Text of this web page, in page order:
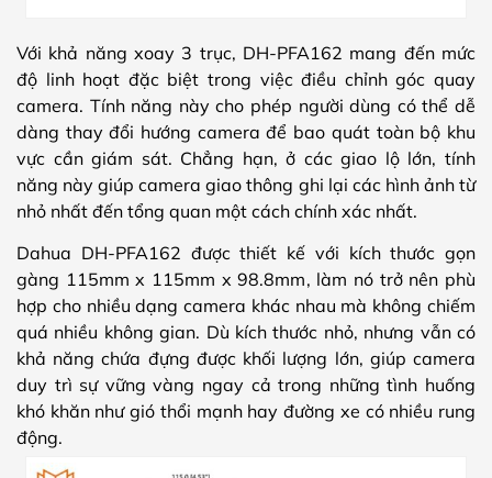
Với khả năng xoay 3 trục, DH-PFA162 mang đến mức
độ linh hoạt đặc biệt trong việc điều chỉnh góc quay
camera. Tính năng này cho phép người dùng có thể dễ
dàng thay đổi hướng camera để bao quát toàn bộ khu
vực cần giám sát. Chẳng hạn, ở các giao lộ lớn, tính
năng này giúp camera giao thông ghi lại các hình ảnh từ
nhỏ nhất đến tổng quan một cách chính xác nhất.
Dahua DH-PFA162 được thiết kế với kích thước gọn
gàng 115mm x 115mm x 98.8mm, làm nó trở nên phù
hợp cho nhiều dạng camera khác nhau mà không chiếm
quá nhiều không gian. Dù kích thước nhỏ, nhưng vẫn có
khả năng chứa đựng được khối lượng lớn, giúp camera
duy trì sự vững vàng ngay cả trong những tình huống
khó khăn như gió thổi mạnh hay đường xe có nhiều rung
động.